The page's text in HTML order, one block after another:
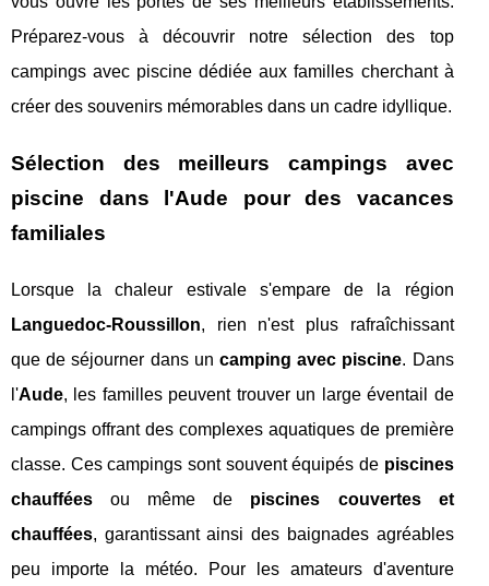
Préparez-vous à découvrir notre sélection des top
campings avec piscine dédiée aux familles cherchant à
créer des souvenirs mémorables dans un cadre idyllique.
Sélection des meilleurs campings avec
piscine dans l'Aude pour des vacances
familiales
Lorsque la chaleur estivale s'empare de la région
Languedoc-Roussillon, rien n'est plus rafraîchissant
que de séjourner dans un camping avec piscine. Dans
l'Aude, les familles peuvent trouver un large éventail de
campings offrant des complexes aquatiques de première
classe. Ces campings sont souvent équipés de piscines
chauffées ou même de piscines couvertes et
chauffées, garantissant ainsi des baignades agréables
peu importe la météo. Pour les amateurs d'aventure